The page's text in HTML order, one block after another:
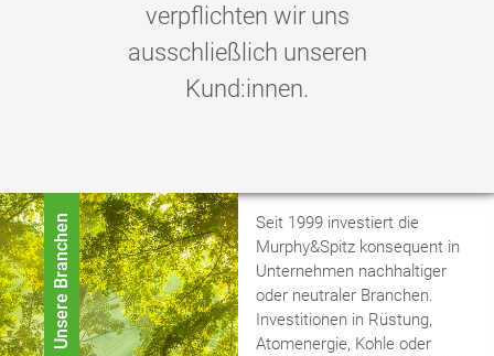
verpflichten wir uns
ausschließlich unseren
Kund:innen.
Unsere Branchen
Seit 1999 investiert die
Murphy&Spitz konsequent in
Unternehmen nachhaltiger
oder neutraler Branchen.
Investitionen in Rüstung,
Atomenergie, Kohle oder